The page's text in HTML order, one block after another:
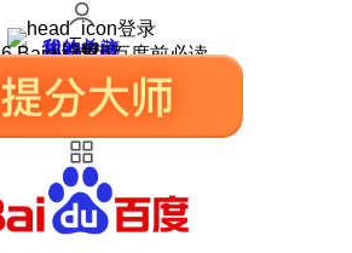
登录
我的关注
我的收藏
皮肤中心
用户反馈
设置
Baidu 使用百度前必读